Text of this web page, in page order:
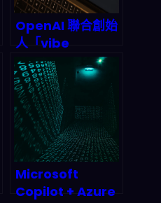
OpenAI 聯合創始
人「vibe
coding」一夜打
造 342 職業 AI 暴
露地圖：2027 年
高薪白領 42% 工
作岌岌可危，3.7
兆美元薪資恐蒸
發？
Microsoft
Copilot + Azure